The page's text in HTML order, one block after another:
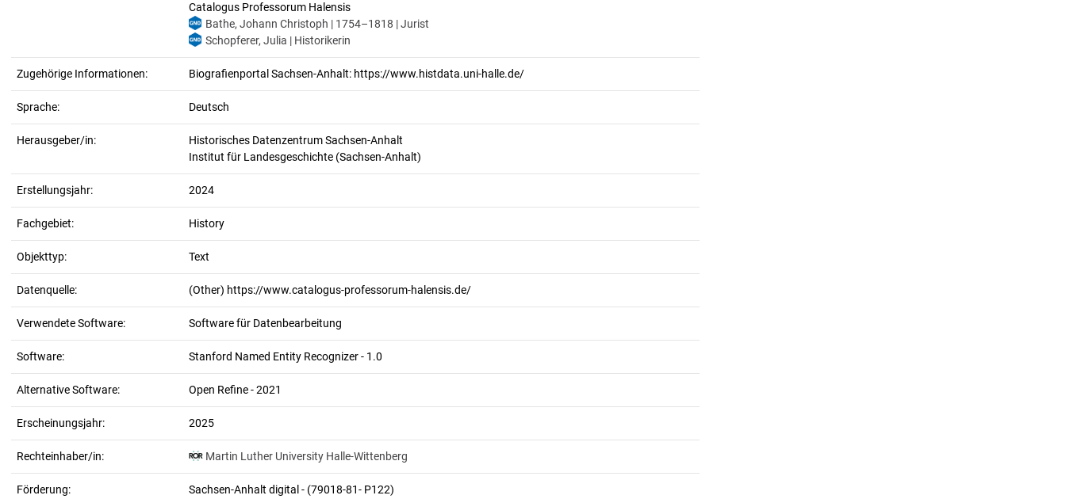
Catalogus Professorum Halensis
Bathe, Johann Christoph | 1754–1818 | Jurist
Schopferer, Julia | Historikerin
Zugehörige Informationen: Biografienportal Sachsen-Anhalt: https://www.histdata.uni-halle.de/
Sprache: Deutsch
Herausgeber/in:
Historisches Datenzentrum Sachsen-Anhalt
Institut für Landesgeschichte (Sachsen-Anhalt)
Erstellungsjahr: 2024
Fachgebiet: History
Objekttyp: Text
Datenquelle: (Other) https://www.catalogus-professorum-halensis.de/
Verwendete Software: Software für Datenbearbeitung
Software: Stanford Named Entity Recognizer - 1.0
Alternative Software: Open Refine - 2021
Erscheinungsjahr: 2025
Rechteinhaber/in: Martin Luther University Halle-Wittenberg
Förderung: Sachsen-Anhalt digital - (79018-81- P122)